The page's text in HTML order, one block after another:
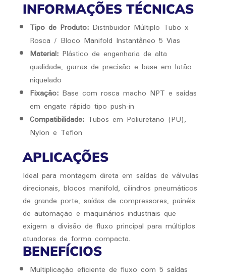
INFORMAÇÕES TÉCNICAS
Tipo de Produto:Distribuidor Múltiplo Tubo x
Rosca / Bloco Manifold Instantâneo 5 Vias
Material:Plástico de engenharia de alta
qualidade, garras de precisão e base em latão
niquelado
Fixação:Base com rosca macho NPT e saídas
em engate rápido tipo push-in
Compatibilidade:Tubos em Poliuretano (PU),
Nylon e Teflon
APLICAÇÕES
Ideal para montagem direta em saídas de válvulas
direcionais, blocos manifold, cilindros pneumáticos
de grande porte, saídas de compressores, painéis
de automação e maquinários industriais que
exigem a divisão de fluxo principal para múltiplos
atuadores de forma compacta.
BENEFÍCIOS
Multiplicação eficiente de fluxo com 5 saídas